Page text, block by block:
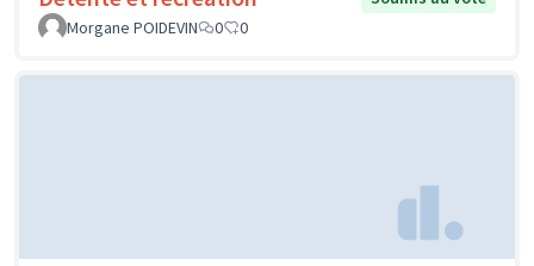
Morgane POIDEVIN
0 0